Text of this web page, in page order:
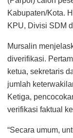
Kabupaten/Kota.
KPU, Divisi SDM
Mursalin
diverifikasi.
ketua, sekretaris
jumlah
Ketiga,
verifikasi faktual
“Secara umum,